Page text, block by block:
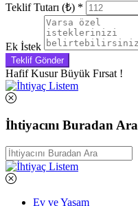
Teklif Tutarı (₺) *
Ek İstek
Teklif Gönder
Hafif Kusur Büyük Fırsat !
İhtiyacını Buradan Ara
Ev ve Yaşam